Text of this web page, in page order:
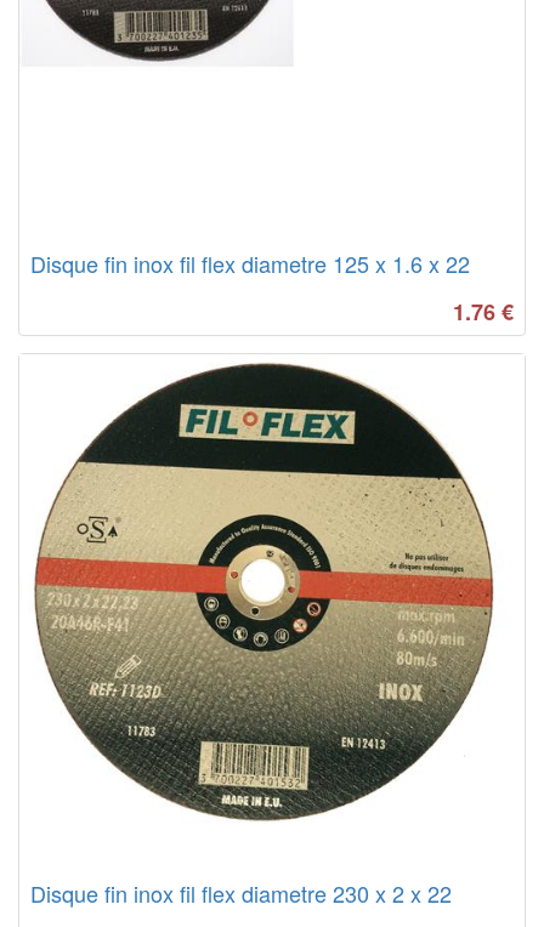
Disque fin inox fil flex diametre 125 x 1.6 x 22
1.76€
Disque fin inox fil flex diametre 230 x 2 x 22